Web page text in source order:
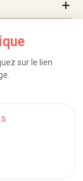
sur le lien
des données